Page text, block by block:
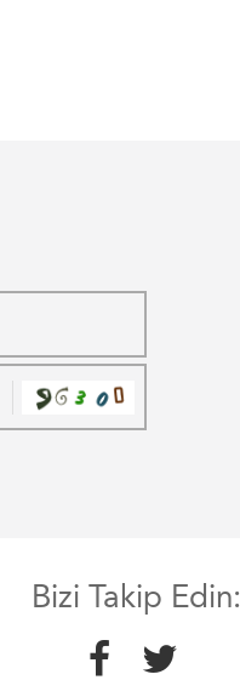
Bizi Takip Edin: